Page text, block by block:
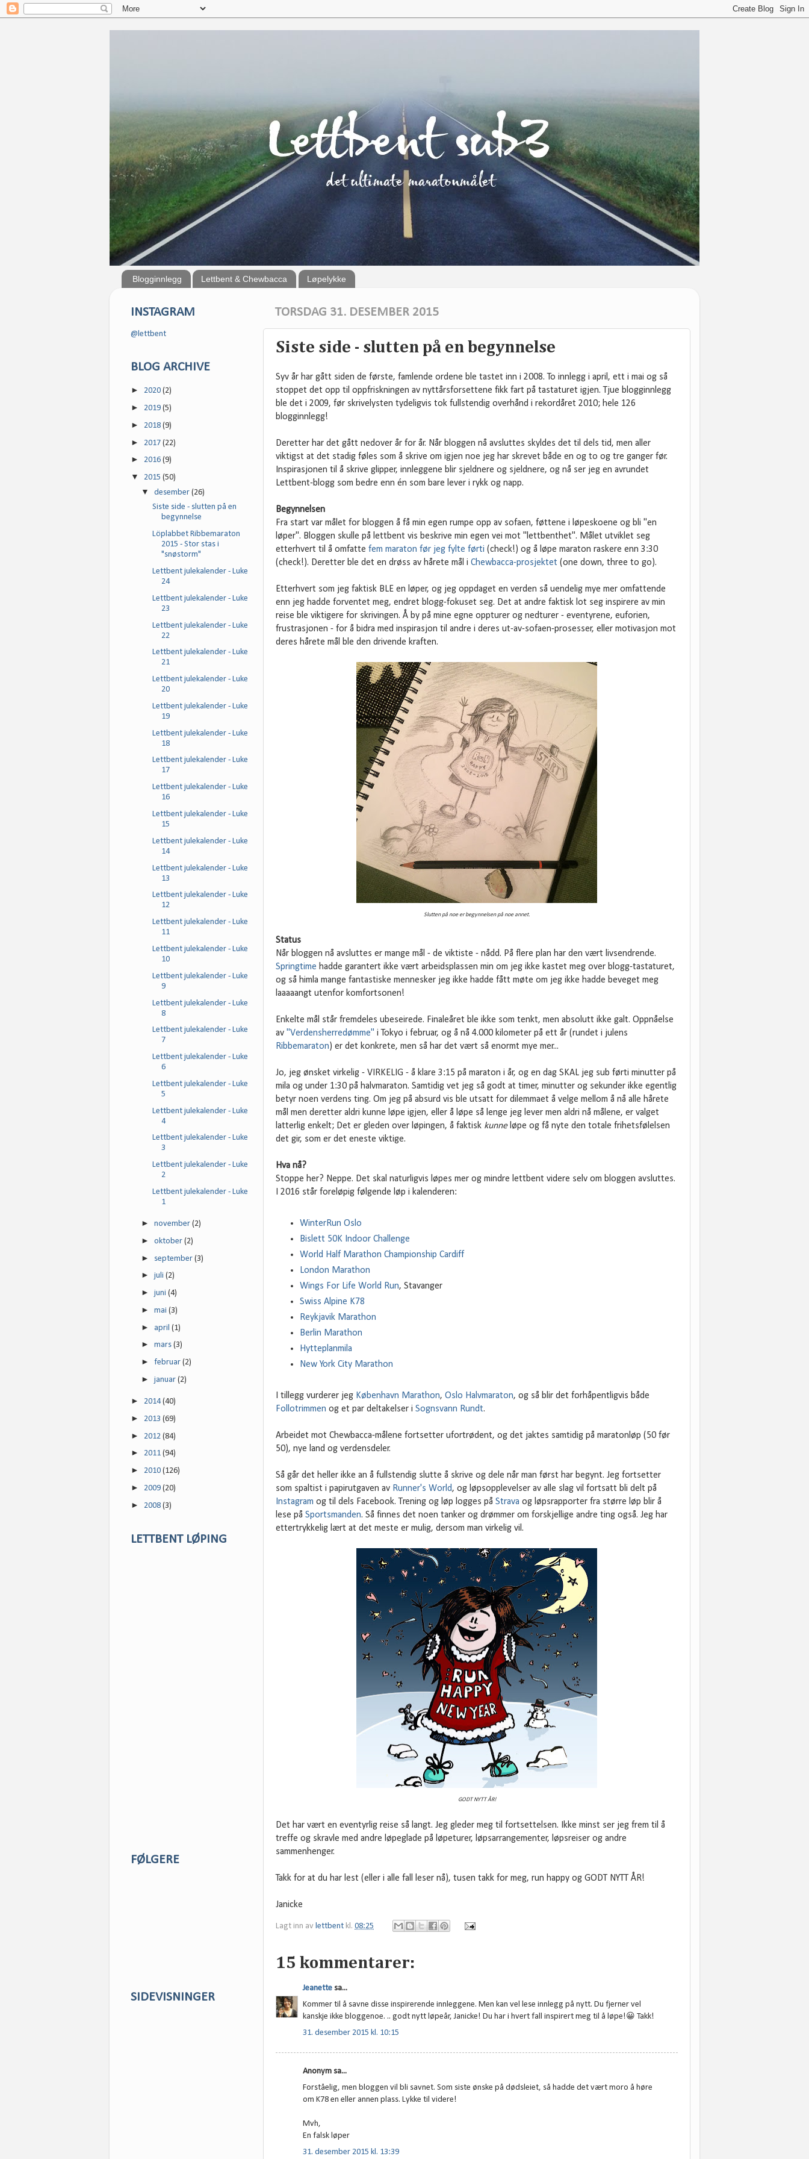
Blogginnlegg Lettbent & Chewbacca Løpelykke
TORSDAG 31. DESEMBER 2015
Siste side - slutten på en begynnelse
Syv år har gått siden de første, famlende ordene ble tastet inn i 2008. To innlegg i april, ett i mai og så
stoppet det opp til oppfriskningen av nyttårsforsettene fikk fart på tastaturet igjen. Tjue blogginnlegg
ble det i 2009, før skrivelysten tydeligvis tok fullstendig overhånd i rekordåret 2010; hele 126
blogginnlegg!
Deretter har det gått nedover år for år. Når bloggen nå avsluttes skyldes det til dels tid, men aller
viktigst at det stadig føles som å skrive om igjen noe jeg har skrevet både en og to og tre ganger før.
Inspirasjonen til å skrive glipper, innleggene blir sjeldnere og sjeldnere, og nå ser jeg en avrundet
Lettbent-blogg som bedre enn én som bare lever i rykk og napp.
Begynnelsen
Fra start var målet for bloggen å få min egen rumpe opp av sofaen, føttene i løpeskoene og bli "en
løper". Bloggen skulle på lettbent vis beskrive min egen vei mot "lettbenthet". Målet utviklet seg
etterhvert til å omfatte fem maraton før jeg fylte førti (check!) og å løpe maraton raskere enn 3:30
(check!). Deretter ble det en drøss av hårete mål i Chewbacca-prosjektet (one down, three to go).
Etterhvert som jeg faktisk BLE en løper, og jeg oppdaget en verden så uendelig mye mer omfattende
enn jeg hadde forventet meg, endret blogg-fokuset seg. Det at andre faktisk lot seg inspirere av min
reise ble viktigere for skrivingen. Å by på mine egne oppturer og nedturer - eventyrene, euforien,
frustrasjonen - for å bidra med inspirasjon til andre i deres ut-av-sofaen-prosesser, eller motivasjon mot
deres hårete mål ble den drivende kraften.
Slutten på noe er begynnelsen på noe annet.
Status
Når bloggen nå avsluttes er mange mål - de viktiste - nådd. På flere plan har den vært livsendrende.
Springtime hadde garantert ikke vært arbeidsplassen min om jeg ikke kastet meg over blogg-tastaturet,
og så himla mange fantastiske mennesker jeg ikke hadde fått møte om jeg ikke hadde beveget meg
laaaaangt utenfor komfortsonen!
Enkelte mål står fremdeles ubeseirede. Finaleåret ble ikke som tenkt, men absolutt ikke galt. Oppnåelse
av "Verdensherredømme" i Tokyo i februar, og å nå 4.000 kilometer på ett år (rundet i julens
Ribbemaraton) er det konkrete, men så har det vært så enormt mye mer...
Jo, jeg ønsket virkelig - VIRKELIG - å klare 3:15 på maraton i år, og en dag SKAL jeg sub førti minutter på
mila og under 1:30 på halvmaraton. Samtidig vet jeg så godt at timer, minutter og sekunder ikke egentlig
betyr noen verdens ting. Om jeg på absurd vis ble utsatt for dilemmaet å velge mellom å nå alle hårete
mål men deretter aldri kunne løpe igjen, eller å løpe så lenge jeg lever men aldri nå målene, er valget
latterlig enkelt; Det er gleden over løpingen, å faktisk kunneløpe og få nyte den totale frihetsfølelsen
det gir, som er det eneste viktige.
Hva nå?
Stoppe her? Neppe. Det skal naturligvis løpes mer og mindre lettbent videre selv om bloggen avsluttes.
I 2016 står foreløpig følgende løp i kalenderen:
WinterRun Oslo
Bislett 50K Indoor Challenge
World Half Marathon Championship Cardiff
London Marathon
Wings For Life World Run, Stavanger
Swiss Alpine K78
Reykjavik Marathon
Berlin Marathon
Hytteplanmila
New York City Marathon
I tillegg vurderer jeg København Marathon, Oslo Halvmaraton, og så blir det forhåpentligvis både
Follotrimmen og et par deltakelser i Sognsvann Rundt.
Arbeidet mot Chewbacca-målene fortsetter ufortrødent, og det jaktes samtidig på maratonløp (50 før
50), nye land og verdensdeler.
Så går det heller ikke an å fullstendig slutte å skrive og dele når man først har begynt. Jeg fortsetter
som spaltist i papirutgaven av Runner's World, og løpsopplevelser av alle slag vil fortsatt bli delt på
Instagram og til dels Facebook. Trening og løp logges på Strava og løpsrapporter fra større løp blir å
lese på Sportsmanden. Så finnes det noen tanker og drømmer om forskjellige andre ting også. Jeg har
ettertrykkelig lært at det meste er mulig, dersom man virkelig vil.
GODT NYTT ÅR!
Det har vært en eventyrlig reise så langt. Jeg gleder meg til fortsettelsen. Ikke minst ser jeg frem til å
treffe og skravle med andre løpeglade på løpeturer, løpsarrangementer, løpsreiser og andre
sammenhenger.
Takk for at du har lest (eller i alle fall leser nå), tusen takk for meg, run happy og GODT NYTT ÅR!
Janicke
Lagt inn av lettbent kl. 08:25
15 kommentarer:
Jeanette sa...
Kommer til å savne disse inspirerende innleggene. Men kan vel lese innlegg på nytt. Du fjerner vel
kanskje ikke bloggenoe. .. godt nytt løpeår, Janicke! Du har i hvert fall inspirert meg til å løpe!😀 Takk!
31. desember 2015 kl. 10:15
Anonym sa...
Forståelig, men bloggen vil bli savnet. Som siste ønske på dødsleiet, så hadde det vært moro å høre
om K78 en eller annen plass. Lykke til videre!
Mvh,
En falsk løper
31. desember 2015 kl. 13:39
INSTAGRAM
@lettbent
BLOG ARCHIVE
► 2020 (2)
► 2019 (5)
► 2018 (9)
► 2017 (22)
► 2016 (9)
▼ 2015 (50)
▼desember(26)
Siste side - slutten på en
begynnelse
Löplabbet Ribbemaraton
2015 - Stor stas i
"snøstorm"
Lettbent julekalender - Luke
24
Lettbent julekalender - Luke
23
Lettbent julekalender - Luke
22
Lettbent julekalender - Luke
21
Lettbent julekalender - Luke
20
Lettbent julekalender - Luke
19
Lettbent julekalender - Luke
18
Lettbent julekalender - Luke
17
Lettbent julekalender - Luke
16
Lettbent julekalender - Luke
15
Lettbent julekalender - Luke
14
Lettbent julekalender - Luke
13
Lettbent julekalender - Luke
12
Lettbent julekalender - Luke
11
Lettbent julekalender - Luke
10
Lettbent julekalender - Luke
9
Lettbent julekalender - Luke
8
Lettbent julekalender - Luke
7
Lettbent julekalender - Luke
6
Lettbent julekalender - Luke
5
Lettbent julekalender - Luke
4
Lettbent julekalender - Luke
3
Lettbent julekalender - Luke
2
Lettbent julekalender - Luke
1
►november(2)
►oktober(2)
► september(3)
►juli(2)
►juni(4)
►mai(3)
►april(1)
►mars(3)
►februar(2)
►januar(2)
► 2014(40)
► 2013 (69)
► 2012 (84)
► 2011 (94)
► 2010 (126)
► 2009 (20)
► 2008 (3)
LETTBENT LØPING
FØLGERE
SIDEVISNINGER